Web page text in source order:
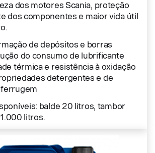
dos motores Scania, proteção
dos componentes e maior vida útil
de depósitos e borras
do consumo de lubrificante
térmica e resistência à oxidação
detergentes e de
balde 20 litros, tambor
litros.